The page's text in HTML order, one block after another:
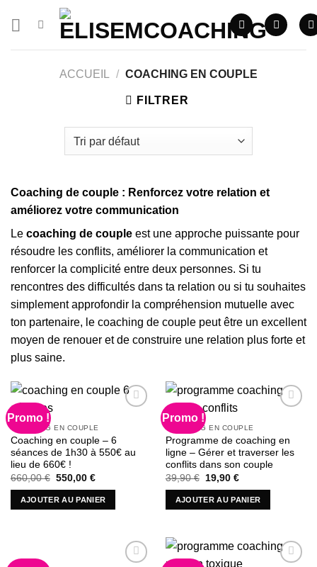
ACCUEIL / COACHING EN COUPLE
FILTRER
Coaching de couple : Renforcez votre relation et
améliorez votre communication
Le coaching de couple est une approche puissante pour
résoudre les conflits, améliorer la communication et
renforcer la complicité entre deux personnes. Si tu
rencontres des difficultés dans ta relation ou si tu souhaites
simplement approfondir la compréhension mutuelle avec
ton partenaire, le coaching de couple peut être un excellent
moyen de renouer et de construire une relation plus forte et
plus saine.
Promo !
Ajouter à la liste d’envies
COACHING EN COUPLE
Coaching en couple – 6
séances de 1h30 à 550€ au
lieu de 660€ !
660,00€ Le
initial
était :
550,00 €Le
actuel
est :
AJOUTER AU PANIER
Promo !
Ajouter à la liste d’envies
COACHING EN COUPLE
Programme de coaching en
ligne – Gérer et traverser les
conflits dans son couple
39,90€
Le
prix
initial
était :
19,90 €Le
actuel
est :
AJOUTER AU PANIER